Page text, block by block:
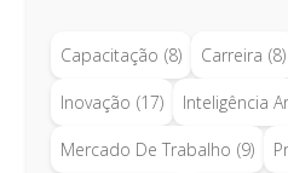
Capacitação (8) Carreira (8)
Inovação (17) Inteligência
Mercado De Trabalho (9)